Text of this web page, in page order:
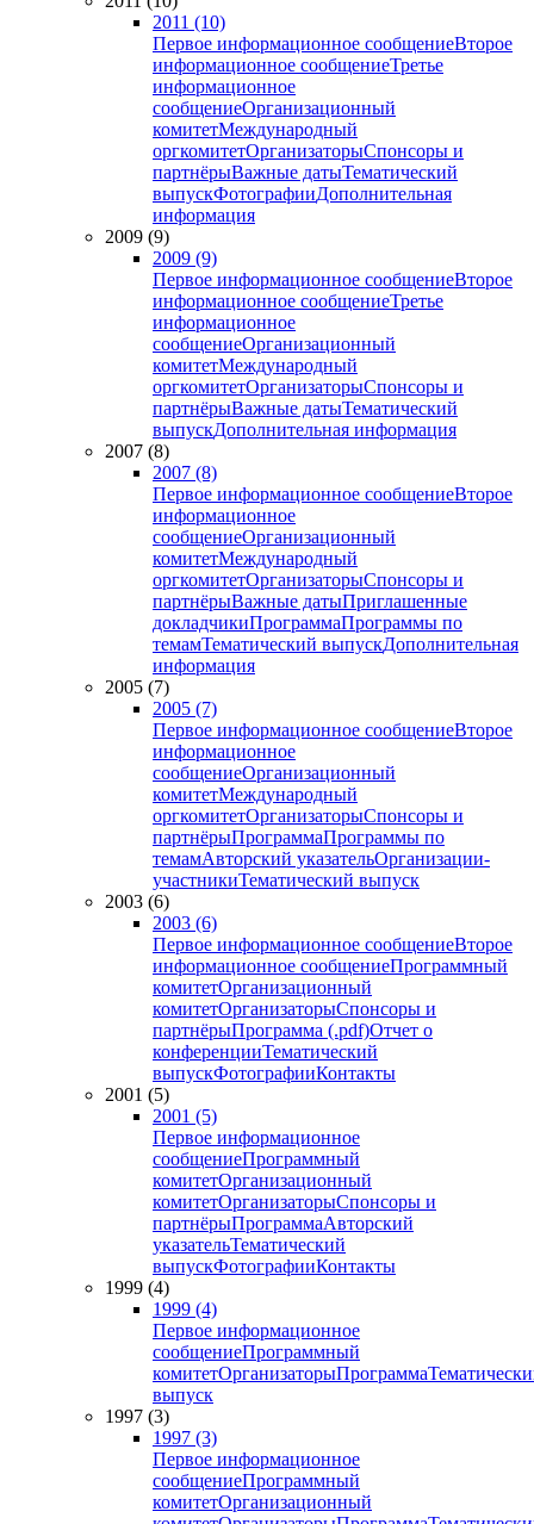
2011 (10)
Первое информационное сообщениеВторое
информационное сообщениеТретье
информационное
сообщениеОрганизационный
комитетМеждународный
оргкомитетОрганизаторыСпонсоры и
партнёрыВажные датыТематический
выпускФотографииДополнительная
информация
2009 (9)
2009 (9)
Первое информационное сообщениеВторое
информационное сообщениеТретье
информационное
сообщениеОрганизационный
комитетМеждународный
оргкомитетОрганизаторыСпонсоры и
партнёрыВажные датыТематический
выпускДополнительная информация
2007 (8)
2007 (8)
Первое информационное сообщениеВторое
информационное
сообщениеОрганизационный
комитетМеждународный
оргкомитетОрганизаторыСпонсоры и
партнёрыВажные датыПриглашенные
докладчикиПрограммаПрограммы по
темамТематический выпускДополнительная
информация
2005 (7)
2005 (7)
Первое информационное сообщениеВторое
информационное
сообщениеОрганизационный
комитетМеждународный
оргкомитетОрганизаторыСпонсоры и
партнёрыПрограммаПрограммы по
темамАвторский указательОрганизации-
участникиТематический выпуск
2003 (6)
2003 (6)
Первое информационное сообщениеВторое
информационное сообщениеПрограммный
комитетОрганизационный
комитетОрганизаторыСпонсоры и
партнёрыПрограмма (.pdf)Отчет о
конференцииТематический
выпускФотографииКонтакты
2001 (5)
2001 (5)
Первое информационное
сообщениеПрограммный
комитетОрганизационный
комитетОрганизаторыСпонсоры и
партнёрыПрограммаАвторский
указательТематический
выпускФотографииКонтакты
1999 (4)
1999 (4)
Первое информационное
сообщениеПрограммный
комитетОрганизаторыПрограмма
выпуск
1997 (3)
1997 (3)
Первое информационное
сообщениеПрограммный
комитетОрганизационный